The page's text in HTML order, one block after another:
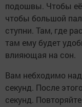
подошвы. Чтобы её
чтобы большой
ступни. Там, где
там ему будет
влияющая на сон.
Вам небходимо
секунд. После
секунд.